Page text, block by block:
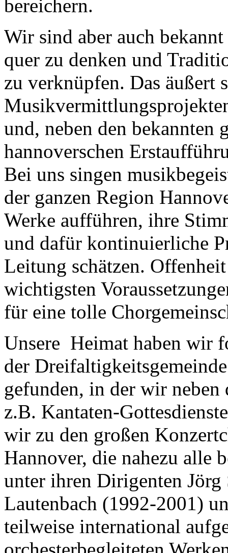
bereichern.
Wir sind aber auch
quer zu denken und
zu verknüpfen. Das äußert
und, neben den bekannten
hannoverschen
Bei uns singen
der ganzen Region
Werke aufführen, ihre
und dafür kontinuierliche
Leitung schätzen.
wichtigsten
für eine tolle
Unsere Heimat haben wir
der
gefunden, in der wir
z.B. Kantaten-
wir zu den großen
Hannover, die nahezu alle
unter ihren Dirigenten
Lautenbach (1992-2001)
teilweise international